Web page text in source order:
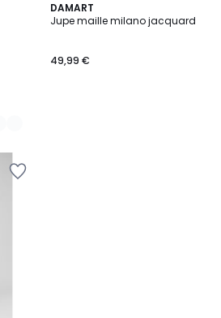
DAMART
Jupe maille milano jacquard
49,99 €